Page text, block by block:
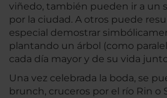
viñedo, también pueden ir a un
por la ciudad. A otros puede
especial demostrar
plantando un árbol (como
cada día mayor y de su vida
Una vez celebrada la boda, se
brunch, cruceros por el río Rin o